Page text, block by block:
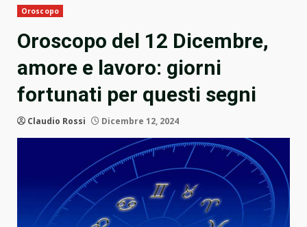
Oroscopo
Oroscopo del 12 Dicembre,
amore e lavoro: giorni
fortunati per questi segni
Claudio Rossi Dicembre 12, 2024